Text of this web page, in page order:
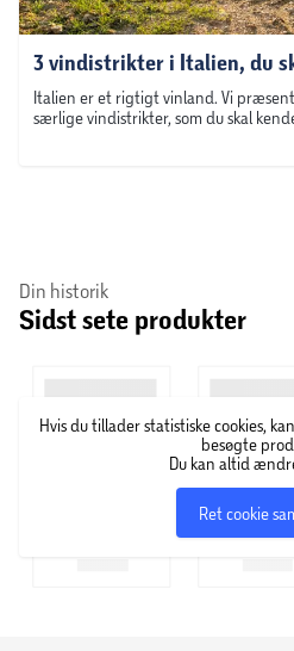
3 vindistrikter i Italien, du
Italien er et rigtigt vinland. Vi
særlige vindistrikter, som du skal
Din historik
Sidst sete produkter
Hvis du tillader statistiske cookies,
besøgte
Du kan altid
Ret cookie